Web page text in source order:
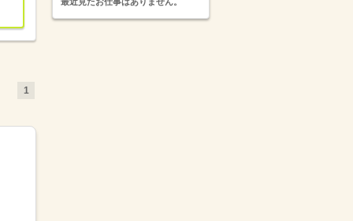
1